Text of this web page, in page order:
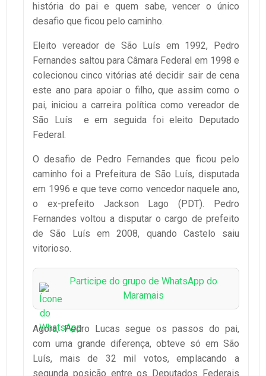
história do pai e quem sabe, vencer o único
desafio que ficou pelo caminho.
Eleito vereador de São Luís em 1992, Pedro
Fernandes saltou para Câmara Federal em 1998 e
colecionou cinco vitórias até decidir sair de cena
este ano para apoiar o filho, que assim como o
pai, iniciou a carreira política como vereador de
São Luís e em seguida foi eleito Deputado
Federal.
O desafio de Pedro Fernandes que ficou pelo
caminho foi a Prefeitura de São Luís, disputada
em 1996 e que teve como vencedor naquele ano,
o ex-prefeito Jackson Lago (PDT). Pedro
Fernandes voltou a disputar o cargo de prefeito
de São Luís em 2008, quando Castelo saiu
vitorioso.
Participe do grupo de WhatsApp do
Maramais
Agora, Pedro Lucas segue os passos do pai,
com uma grande diferença, obteve só em São
Luís, mais de 32 mil votos, emplacando a
segunda posição entre os Deputados Federais